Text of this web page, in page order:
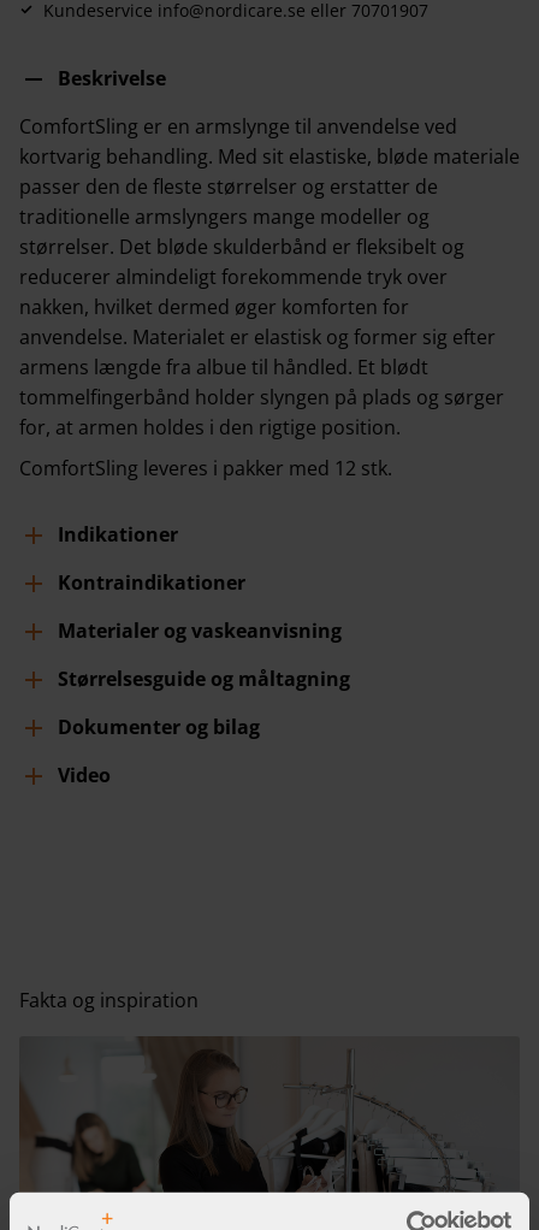
Kundeservice info@nordicare.se eller 70701907
Beskrivelse
ComfortSling er en armslynge til anvendelse ved
kortvarig behandling. Med sit elastiske, bløde materiale
passer den de fleste størrelser og erstatter de
traditionelle armslyngers mange modeller og
størrelser. Det bløde skulderbånd er fleksibelt og
reducerer almindeligt forekommende tryk over
nakken, hvilket dermed øger komforten for
anvendelse. Materialet er elastisk og former sig efter
armens længde fra albue til håndled. Et blødt
tommelfingerbånd holder slyngen på plads og sørger
for, at armen holdes i den rigtige position.
ComfortSling leveres i pakker med 12 stk.
Indikationer
Kontraindikationer
Materialer og vaskeanvisning
Størrelsesguide og måltagning
Dokumenter og bilag
Video
Fakta og inspiration